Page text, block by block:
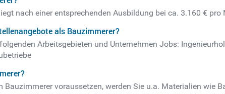
nach einer entsprechenden Ausbildung bei ca. 3.160 € pro
als Bauzimmerer?
Arbeitsgebieten und Unternehmen Jobs:
Bauzimmerer voraussetzen, werden Sie u.a. Materialien wie